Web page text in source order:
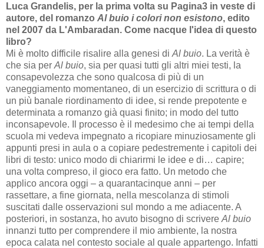
Luca Grandelis, per la prima volta su Pagina3 in veste di
autore, del romanzo Al buio i colori non esistono, edito
nel 2007 da L'Ambaradan. Come nacque l'idea di questo
libro?
Mi è molto difficile risalire alla genesi di Al buio. La verità è
che sia per Al buio, sia per quasi tutti gli altri miei testi, la
consapevolezza che sono qualcosa di più di un
vaneggiamento momentaneo, di un esercizio di scrittura o di
un più banale riordinamento di idee, si rende prepotente e
determinata a romanzo già quasi finito; in modo del tutto
inconsapevole. Il processo è il medesimo che ai tempi della
scuola mi vedeva impegnato a ricopiare minuziosamente gli
appunti presi in aula o a copiare pedestremente i capitoli dei
libri di testo: unico modo di chiarirmi le idee e di… capire;
una volta compreso, il gioco era fatto. Un metodo che
applico ancora oggi – a quarantacinque anni – per
rassettare, a fine giornata, nella mescolanza di stimoli
suscitati dalle osservazioni sul mondo a me adiacente. A
posteriori, in sostanza, ho avuto bisogno di scrivere Al buio
innanzi tutto per comprendere il mio ambiente, la nostra
epoca calata nel contesto sociale al quale appartengo. Infatti